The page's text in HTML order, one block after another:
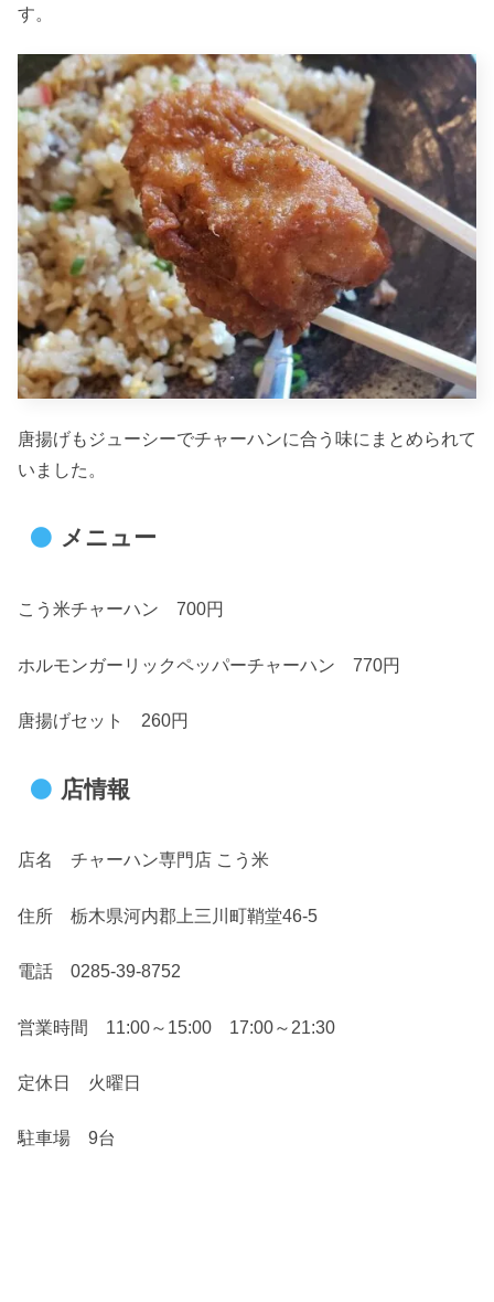
す。
唐揚げもジューシーでチャーハンに合う味にまとめられて
いました。
メニュー
こう米チャーハン 700円
ホルモンガーリックペッパーチャーハン 770円
唐揚げセット 260円
店情報
店名 チャーハン専門店 こう米
住所 栃木県河内郡上三川町鞘堂46-5
電話 0285-39-8752
営業時間 11:00～15:00 17:00～21:30
定休日 火曜日
駐車場 9台